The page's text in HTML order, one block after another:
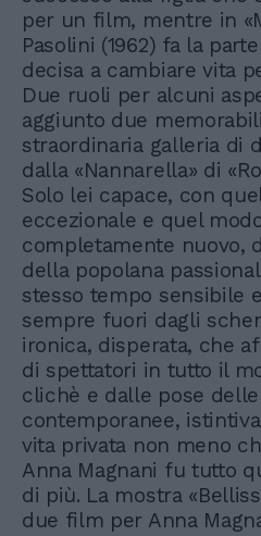
per un film, mentre in
Pasolini (1962) fa la
decisa a cambiare vita
Due ruoli per alcuni
aggiunto due
straordinaria galleria di
dalla «Nannarella» di
Solo lei capace, con
eccezionale e quel
completamente nuovo,
della popolana
stesso tempo sensibile
sempre fuori dagli
ironica, disperata, che
di spettatori in tutto il
clichè e dalle pose
contemporanee,
vita privata non meno
Anna Magnani fu tutto
di più. La mostra
due film per Anna